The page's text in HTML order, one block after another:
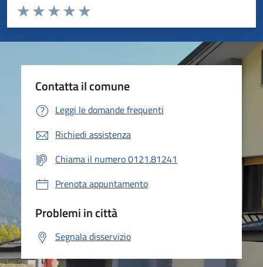
Valuta da 1 a 5 stelle la pagina
Valuta 5 stelle su 5
Valuta 4 stelle su 5
Valuta 3 stelle su 5
Valuta 2 stelle su 5
Valuta 1 stelle su 5
Contatta il comune
Leggi le domande frequenti
Richiedi assistenza
Chiama il numero 0121.81241
Prenota appuntamento
Problemi in città
Segnala disservizio